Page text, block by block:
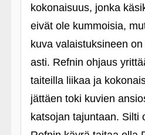
kokonaisuus, jonka
eivät ole kummoisia,
kuva valaistuksineen
asti. Refnin ohjaus
taiteilla liikaa ja
jättäen toki kuvien
katsojan tajuntaan. Silti